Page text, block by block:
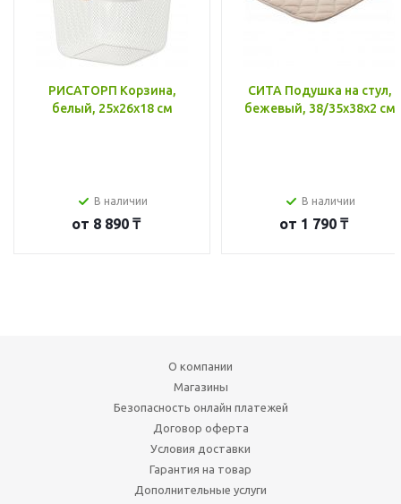
РИСАТОРП Корзина,
белый, 25x26x18 см
В наличии
от 8 890 ₸
СИТА Подушка на стул,
бежевый, 38/35x38x2 см
В наличии
от 1 790 ₸
О компании
Магазины
Безопасность онлайн платежей
Договор оферта
Условия доставки
Гарантия на товар
Дополнительные услуги